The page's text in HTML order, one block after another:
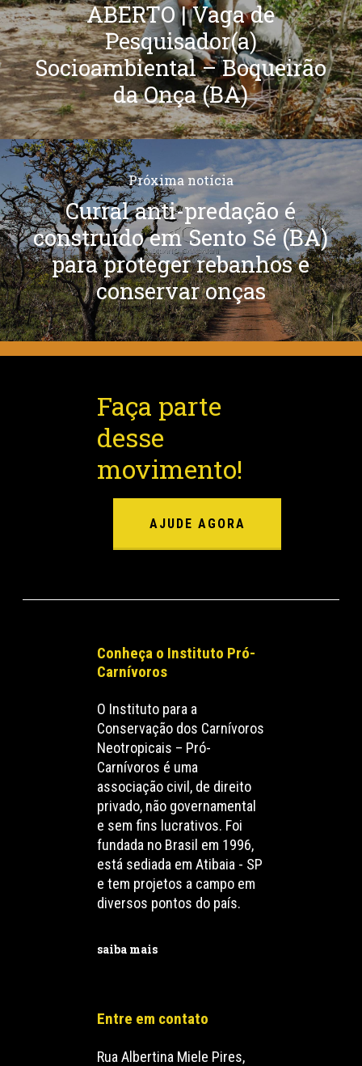
ABERTO | Vaga de
Pesquisador(a)
Socioambiental – Boqueirão
da Onça (BA)
Próxima notícia
Curral anti-predação é
construído em Sento Sé (BA)
para proteger rebanhos e
conservar onças
Faça parte
desse
movimento!
AJUDE AGORA
Conheça o Instituto Pró-
Carnívoros
O Instituto para a
Conservação dos Carnívoros
Neotropicais – Pró-
Carnívoros é uma
associação civil, de direito
privado, não governamental
e sem fins lucrativos. Foi
fundada no Brasil em 1996,
está sediada em Atibaia - SP
e tem projetos a campo em
diversos pontos do país.
saiba mais
Entre em contato
Rua Albertina Miele Pires,